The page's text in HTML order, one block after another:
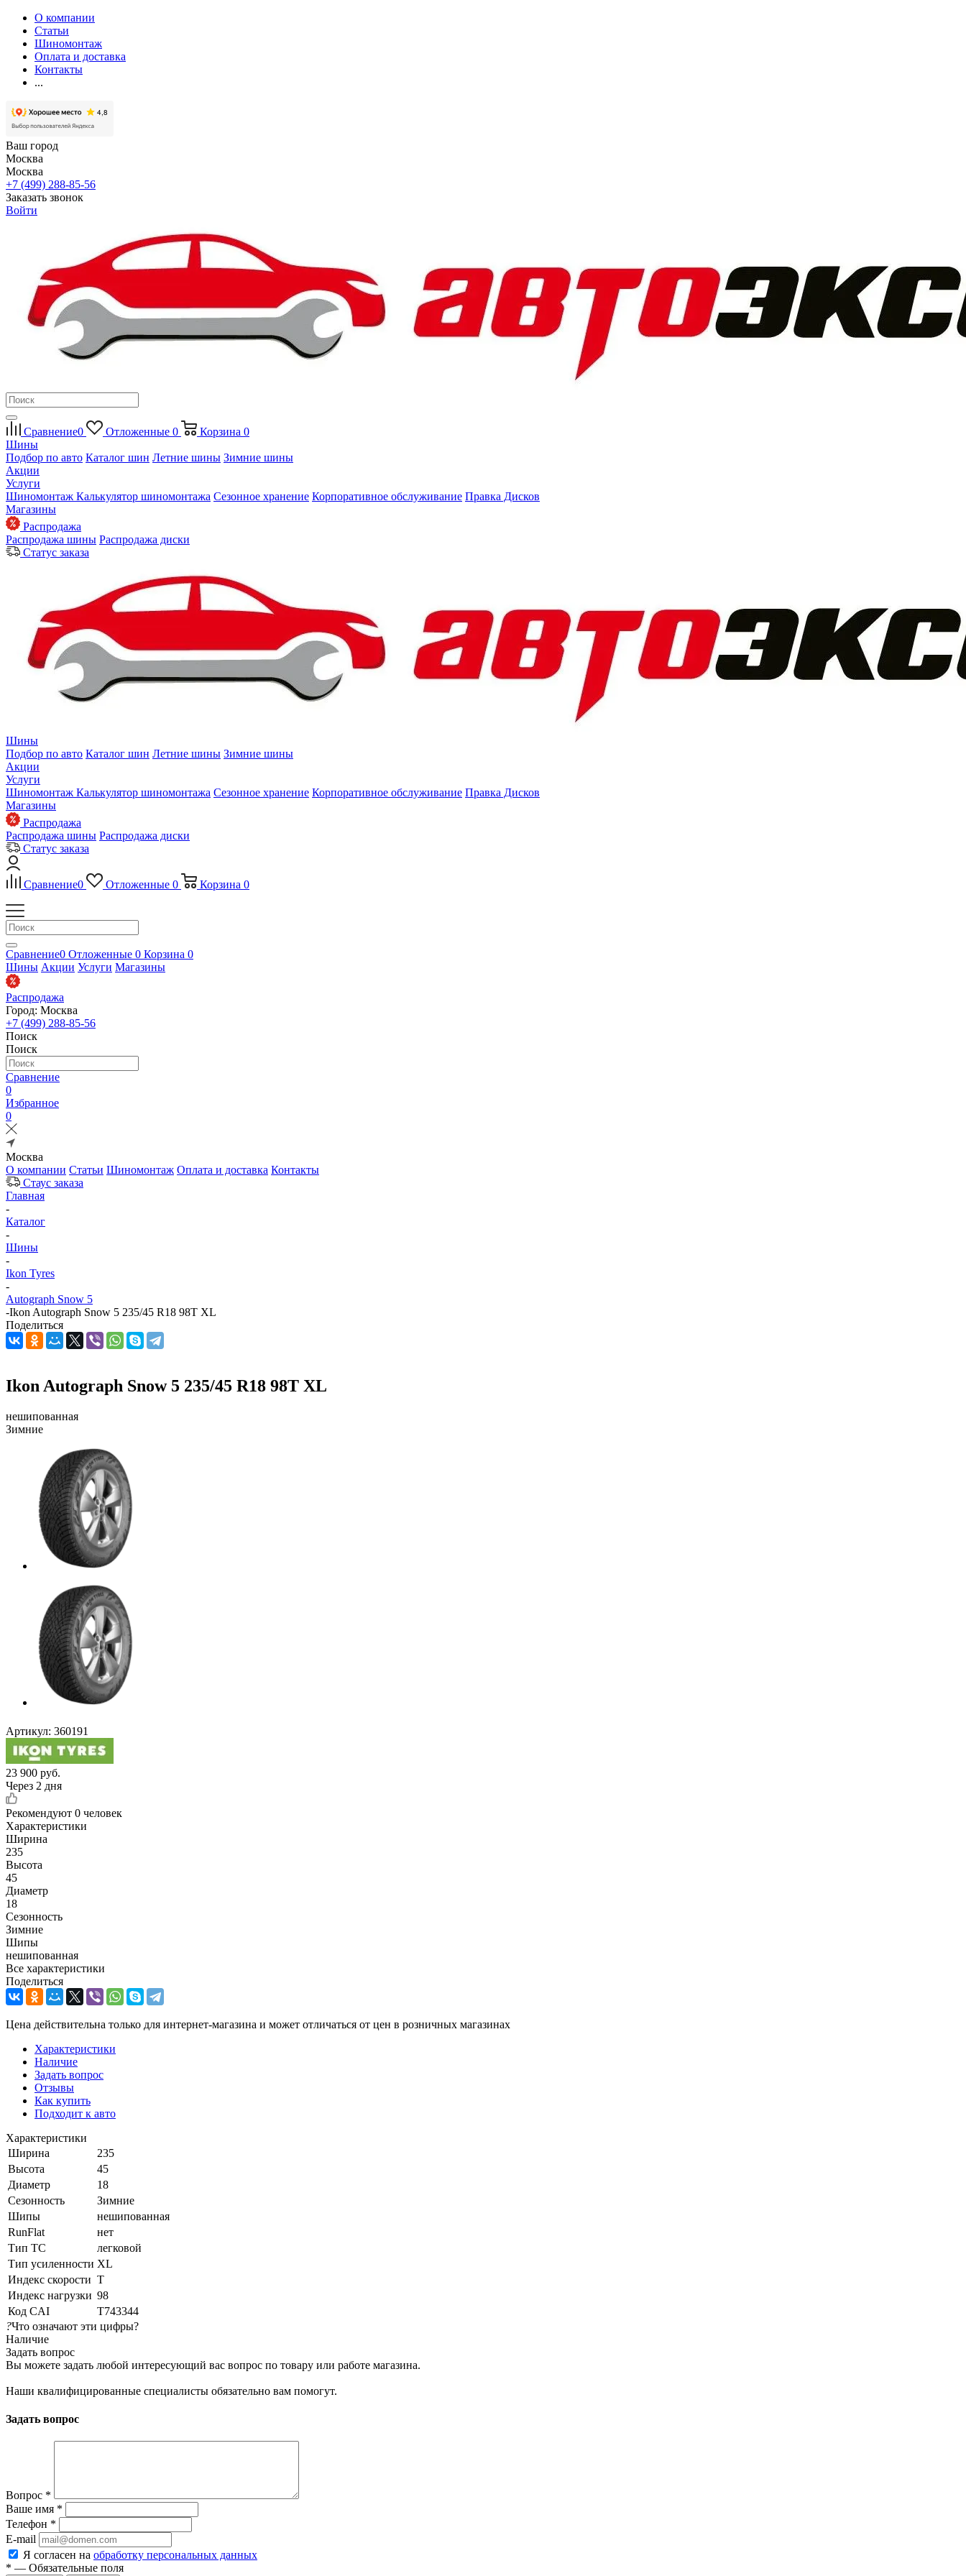
О компании
Статьи
Шиномонтаж
Оплата и доставка
Контакты
...
Ваш город
Москва
Москва
+7 (499) 288-85-56
Заказать звонок
Войти
Сравнение0 Отложенные 0 Корзина 0
Шины
Подбор по авто Каталог шин Летние шины Зимние шины
Акции
Услуги
Шиномонтаж Калькулятор шиномонтажа Сезонное хранение Корпоративное обслуживание Правка Дисков
Магазины
Распродажа
Распродажа шины Распродажа диски
Статус заказа
Шины
Подбор по авто Каталог шин Летние шины Зимние шины
Акции
Услуги
Шиномонтаж Калькулятор шиномонтажа Сезонное хранение Корпоративное обслуживание Правка Дисков
Магазины
Распродажа
Распродажа шины Распродажа диски
Статус заказа
Сравнение0 Отложенные 0 Корзина 0
Сравнение0 Отложенные 0 Корзина 0
Шины Акции Услуги Магазины
Распродажа
Город: Москва
+7 (499) 288-85-56
Поиск
Поиск
Сравнение
0
Избранное
0
Москва
О компании Статьи Шиномонтаж Оплата и доставка Контакты
Стаус заказа
Главная
-
Каталог
-
Шины
-
Ikon Tyres
-
Autograph Snow 5
-Ikon Autograph Snow 5 235/45 R18 98T XL
Поделиться
Ikon Autograph Snow 5 235/45 R18 98T XL
нешипованная
Зимние
Артикул: 360191
23 900 руб.
Через 2 дня
Рекомендуют 0 человек
Характеристики
Ширина
235
Высота
45
Диаметр
18
Сезонность
Зимние
Шипы
нешипованная
Все характеристики
Поделиться
Цена действительна только для интернет-магазина и может отличаться от цен в розничных магазинах
Характеристики
Наличие
Задать вопрос
Отзывы
Как купить
Подходит к авто
Характеристики
Ширина
235
Высота
45
Диаметр
18
Сезонность
Зимние
Шипы
нешипованная
RunFlat
нет
Тип ТС
легковой
Тип усиленности XL
Индекс скорости T
Индекс нагрузки 98
Код CAI
T743344
?Что означают эти цифры?
Наличие
Задать вопрос
Вы можете задать любой интересующий вас вопрос по товару или работе магазина.
Наши квалифицированные специалисты обязательно вам помогут.
Задать вопрос
Вопрос *
Ваше имя *
Телефон *
E-mail
Я согласен на обработку персональных данных
* — Обязательные поля